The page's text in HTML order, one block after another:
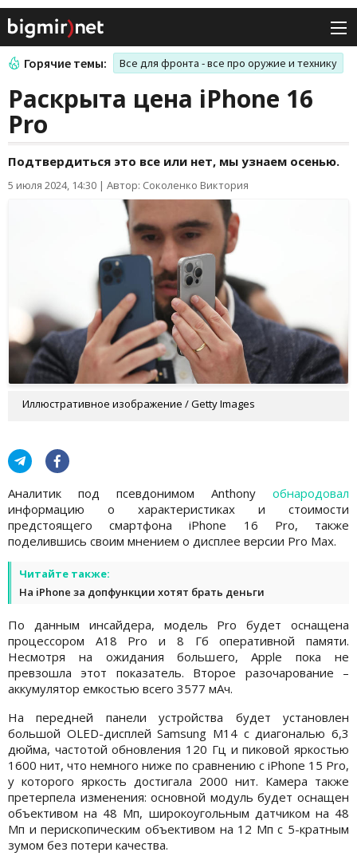
Горячие темы: Все для фронта - все про оружие и технику
Раскрыта цена iPhone 16
Pro
Подтвердиться это все или нет, мы узнаем осенью.
5 июля 2024, 14:30 | Автор: Соколенко Виктория
Иллюстративное изображение / Getty Images
Аналитик под псевдонимом Anthony обнародовал
информацию о характеристиках и стоимости
предстоящего смартфона iPhone 16 Pro, также
поделившись своим мнением о дисплее версии Pro Max.
Читайте также:
На iPhone за допфункции хотят брать деньги
По данным инсайдера, модель Pro будет оснащена
процессором A18 Pro и 8 Гб оперативной памяти.
Несмотря на ожидания большего, Apple пока не
превзошла этот показатель. Второе разочарование –
аккумулятор емкостью всего 3577 мАч.
На передней панели устройства будет установлен
большой OLED-дисплей Samsung M14 с диагональю 6,3
дюйма, частотой обновления 120 Гц и пиковой яркостью
1600 нит, что немного ниже по сравнению с iPhone 15 Pro,
у которого яркость достигала 2000 нит. Камера также
претерпела изменения: основной модуль будет оснащен
объективом на 48 Мп, широкоугольным датчиком на 48
Мп и перископическим объективом на 12 Мп с 5-кратным
зумом без потери качества.